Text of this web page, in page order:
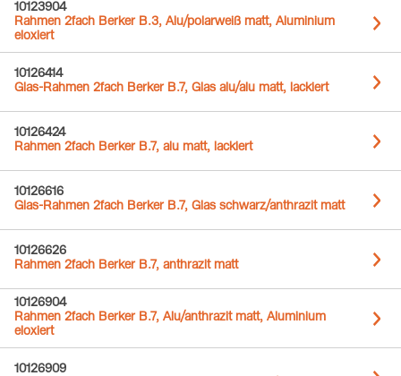
10123904
Rahmen 2fach Berker B.3, Alu/polarweiß matt, Aluminium
eloxiert
10126414
Glas-Rahmen 2fach Berker B.7, Glas alu/alu matt, lackiert
10126424
Rahmen 2fach Berker B.7, alu matt, lackiert
10126616
Glas-Rahmen 2fach Berker B.7, Glas schwarz/anthrazit matt
10126626
Rahmen 2fach Berker B.7, anthrazit matt
10126904
Rahmen 2fach Berker B.7, Alu/anthrazit matt, Aluminium
eloxiert
10126909